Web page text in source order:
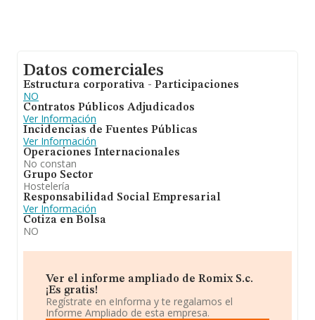
Datos comerciales
Estructura corporativa - Participaciones
NO
Contratos Públicos Adjudicados
Ver Información
Incidencias de Fuentes Públicas
Ver Información
Operaciones Internacionales
No constan
Grupo Sector
Hostelería
Responsabilidad Social Empresarial
Ver Información
Cotiza en Bolsa
NO
Ver el informe ampliado de Romix S.c.
¡Es gratis!
Regístrate en eInforma y te regalamos el
Informe Ampliado de esta empresa.